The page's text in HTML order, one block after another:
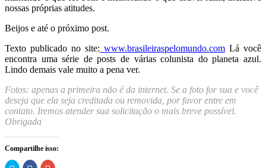
nossas próprias atitudes.
Beijos e até o próximo post.
Texto publicado no site: www.brasileiraspelomundo.com Lá você
encontra uma série de posts de várias colunista do planeta azul.
Lindo demais vale muito a pena ver.
Fotos: apenas a primeira não é da internet. Se a foto for sua e você
deseja que ela seja creditada ou removida, por favor entre em
contato. Iremos atender sua solicitação o mais breve possível.
Obrigada
Compartilhe isso: